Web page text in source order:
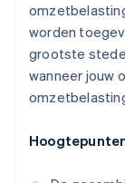
worden
grootste
wanneer jouw